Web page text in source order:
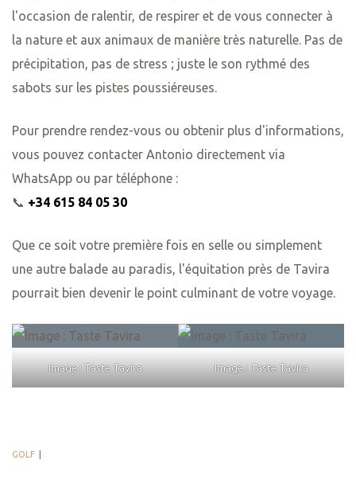
l'occasion de ralentir, de respirer et de vous connecter à
la nature et aux animaux de manière très naturelle. Pas de
précipitation, pas de stress ; juste le son rythmé des
sabots sur les pistes poussiéreuses.
Pour prendre rendez-vous ou obtenir plus d'informations,
vous pouvez contacter Antonio directement via
WhatsApp ou par téléphone :
📞 +34 615 84 05 30
Que ce soit votre première fois en selle ou simplement
une autre balade au paradis, l'équitation près de Tavira
pourrait bien devenir le point culminant de votre voyage.
Image : Taste Tavira Image : Taste Tavira
GOLF